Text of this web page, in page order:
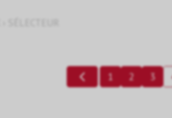
1 2 3